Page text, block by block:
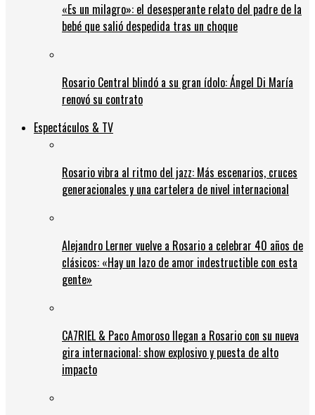
«Es un milagro»: el desesperante relato del padre de la
bebé que salió despedida tras un choque
Rosario Central blindó a su gran ídolo: Ángel Di María
renovó su contrato
Espectáculos & TV
Rosario vibra al ritmo del jazz: Más escenarios, cruces
generacionales y una cartelera de nivel internacional
Alejandro Lerner vuelve a Rosario a celebrar 40 años de
clásicos: «Hay un lazo de amor indestructible con esta
gente»
CA7RIEL & Paco Amoroso llegan a Rosario con su nueva
gira internacional: show explosivo y puesta de alto
impacto